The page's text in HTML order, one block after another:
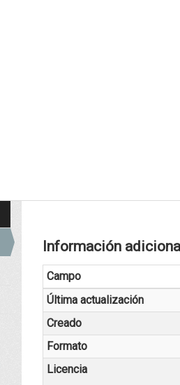
Información
Campo
Última actualización
Creado
Formato
Licencia